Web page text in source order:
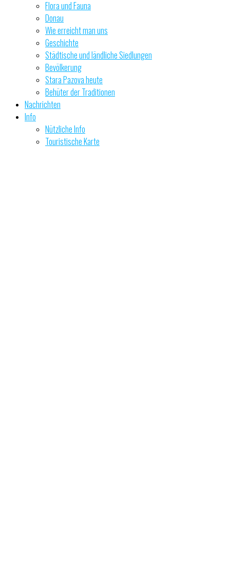
Flora und Fauna
Donau
Wie erreicht man uns
Geschichte
Städtische und ländliche Siedlungen
Bevölkerung
Stara Pazova heute
Behüter der Traditionen
Nachrichten
Info
Nützliche Info
Touristische Karte